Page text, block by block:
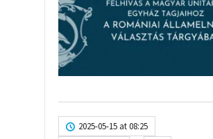
2025-05-15 at 08:25